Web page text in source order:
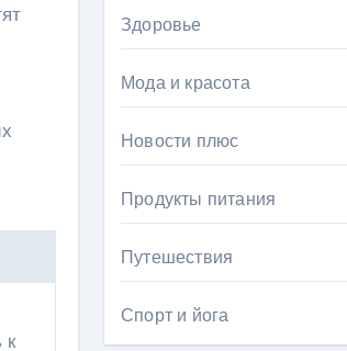
к
Здоровье
Мода и красота
Новости плюс
Продукты питания
Путешествия
Спорт и йога